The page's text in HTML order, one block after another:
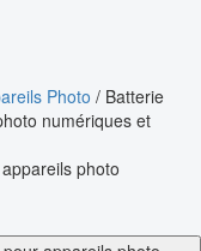
Photo / Batterie
numériques et